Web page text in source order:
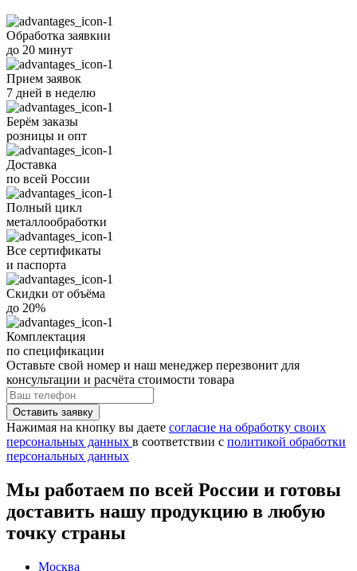
Обработка заявкии
до 20 минут
Прием заявок
7 дней в неделю
Берём заказы
розницы и опт
Доставка
по всей России
Полный цикл
металлообработки
Все сертификаты
и паспорта
Скидки от объёма
до 20%
Комплектация
по спецификации
Оставьте свой номер и наш менеджер перезвонит для
консультации и расчёта стоимости товара
Нажимая на кнопку вы даете согласие на обработку своих
персональных данных в соответствии с политикой обработки
персональных данных
Мы работаем по всей России и готовы
доставить нашу продукцию в любую
точку страны
Москва